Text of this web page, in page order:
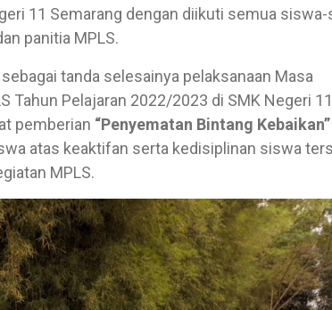
11 Semarang dengan diikuti semua
panitia MPLS.
tanda selesainya pelaksanaan Masa
Tahun Pelajaran 2022/2023 di SMK Negeri 11
pemberian “Penyematan Bintang Kebaikan”
atas keaktifan serta kedisiplinan siswa
MPLS.